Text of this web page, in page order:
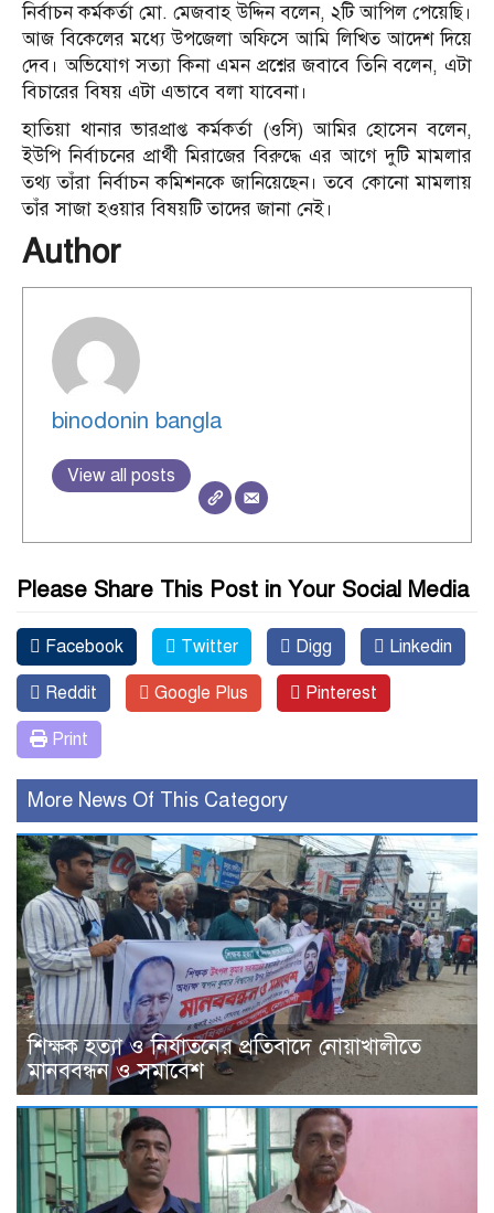
নির্বাচন কর্মকর্তা মো. মেজবাহ উদ্দিন বলেন, ২টি আপিল পেয়েছি।
আজ বিকেলের মধ্যে উপজেলা অফিসে আমি লিখিত আদেশ দিয়ে
দেব। অভিযোগ সত্যা কিনা এমন প্রশ্নের জবাবে তিনি বলেন, এটা
বিচারের বিষয় এটা এভাবে বলা যাবেনা।
হাতিয়া থানার ভারপ্রাপ্ত কর্মকর্তা (ওসি) আমির হোসেন বলেন,
ইউপি নির্বাচনের প্রার্থী মিরাজের বিরুদ্ধে এর আগে দুটি মামলার
তথ্য তাঁরা নির্বাচন কমিশনকে জানিয়েছেন। তবে কোনো মামলায়
তাঁর সাজা হওয়ার বিষয়টি তাদের জানা নেই।
Author
binodonin bangla
View all posts
Please Share This Post in Your Social Media
Facebook Twitter Digg Linkedin
Reddit Google Plus Pinterest
Print
More News Of This Category
শিক্ষক হত্যা ও নির্যাতনের প্রতিবাদে নোয়াখালীতে
মানববন্ধন ও সমাবেশ